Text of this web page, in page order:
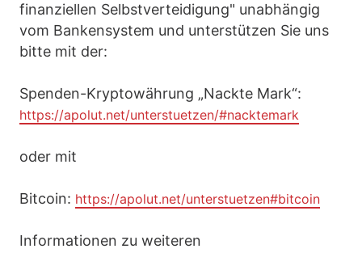
finanziellen Selbstverteidigung" unabhängig
vom Bankensystem und unterstützen Sie uns
bitte mit der:
Spenden-Kryptowährung „Nackte Mark“:
https://apolut.net/unterstuetzen/#nacktemark
oder mit
Bitcoin: https://apolut.net/unterstuetzen#bitcoin
Informationen zu weiteren